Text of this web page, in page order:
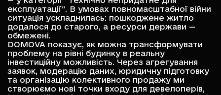
експлуатації”. В умовах повномасштабної війни
ситуація ускладнилась: пошкоджене житло
додалося до старого, а ресурси держави —
обмежені.
DOMOVA показує, як можна трансформувати
проблему на рівні будинку в реальну
інвестиційну можливість. Через агрегування
заявок, модерацію даних, юридичну підготовку
та організацію колективного продажу ми
створюємо нові точки входу для девелоперів,